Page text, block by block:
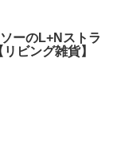
ーのL+Nストラ
ビング雑貨】